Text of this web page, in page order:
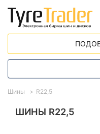
ШИНЫ R22,5
Шины R22,5
Диапазон цен
от